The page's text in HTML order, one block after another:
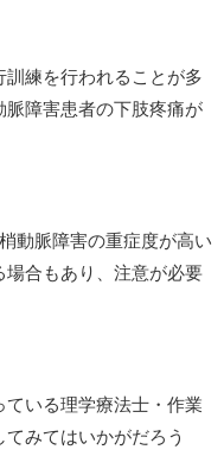
練を行われることが多
障害患者の下肢疼痛が
動脈障害の重症度が高い
合もあり、注意が必要
いる理学療法士・作業
みてはいかがだろう